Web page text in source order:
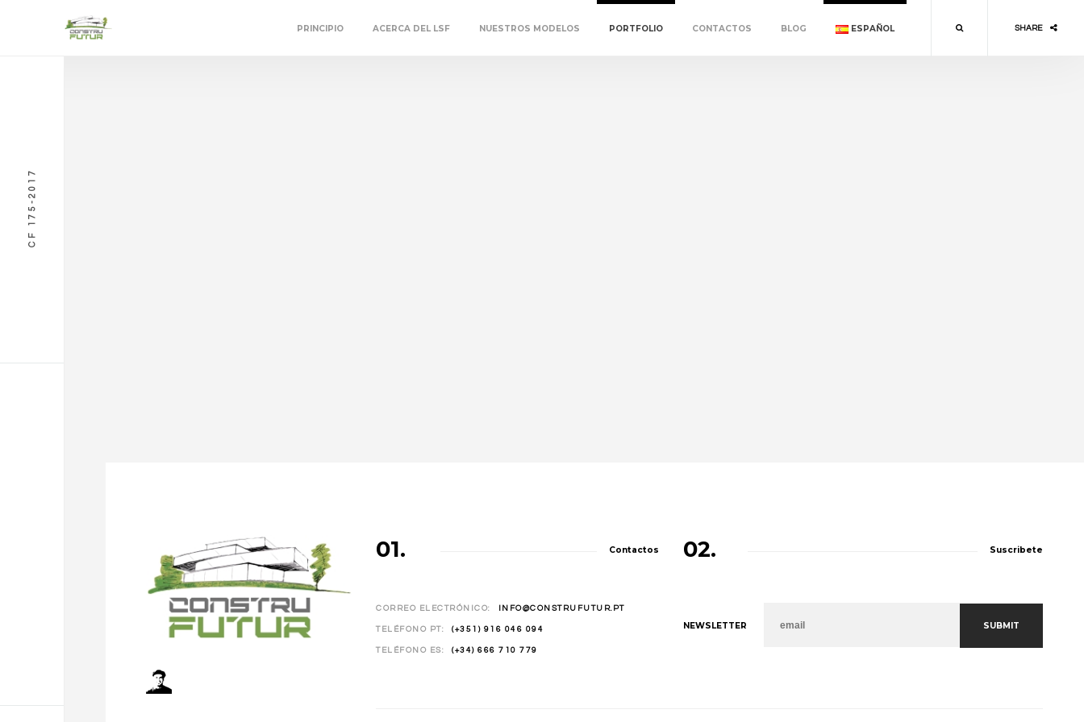
SHARE
PRINCIPIO ACERCA DEL LSF NUESTROS MODELOS PORTFOLIO CONTACTOS BLOG ESPAÑOL
01. Contactos
CORREO ELECTRÓNICO: INFO@CONSTRUFUTUR.PT
TELÉFONO PT: (+351) 916 046 094
TELÉFONO ES: (+34) 666 710 779
02. Suscribete
NEWSLETTER SUBMIT
CF 175-2017